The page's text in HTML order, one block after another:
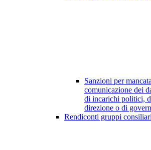
Sanzioni per
comunicazione dei
di incarichi politici,
direzione o di
Rendiconti gruppi